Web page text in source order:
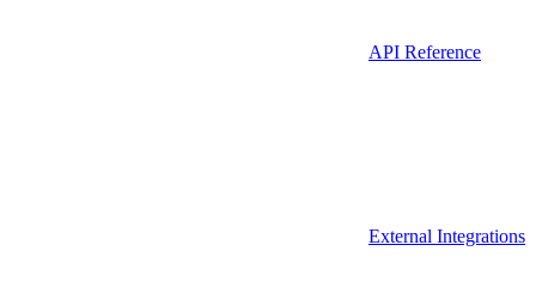
API Reference
External Integrations